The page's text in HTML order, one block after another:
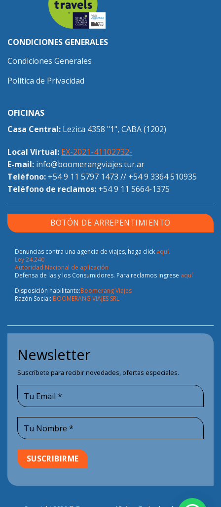
CONDICIONES GENERALES
Condiciones Generales
Política de Privacidad
OFICINAS
Casa Central: Lezica 4358 "1", CABA (1202)
Local Virtual: EX-2021-41102732-
E-mail: info@boomerangviajes.tur.ar
Teléfono: +54 9 11 5797 1473 // +54 9 3364 510935
Teléfono de reclamos: +54 9 11 5664-1375
BOTÓN DE ARREPENTIMIENTO
Denuncias contra una agencia de viajes, haga click aquí.
Ley 24.240
Autoridad Nacional de aplicación
Defensa de las y los Consumidores. Para reclamos ingrese aquí
Disposición habilitante:Boomerang Viajes
Razón Social: BOOMERANG VIAJES SRL
Newsletter
Suscríbete para recibir novedades, ofertas especiales.